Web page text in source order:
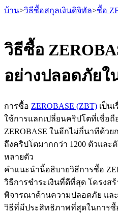
ฟิวเจอร์ส
ฟิวเจอร์ส USDT
ฟิวเจอร์สที่ใช้ USDT เป็นห
บ้าน>วิธีซื้อสกุลเงินดิจิทัล>ซื้อ
วิธีซื้อ
อย่างปลอดภัยใ
การซื้อ ZEROBASE (ZBT) เป็น
ใช้การแลกเปลี่ยนคริปโตที่เชื่อถื
ZEROBASE ในอีกไม่กี่นาทีด้ว
ถึงคริปโตมากกว่า 1200 ตัวและ
หลายตัว
คำแนะนำนี้อธิบายวิธีการซื้อ
วิธีการชำระเงินที่ดีที่สุด โครงส
พิจารณาด้านความปลอดภัย แล
วิธีที่มีประสิทธิภาพที่สุดในการซื้